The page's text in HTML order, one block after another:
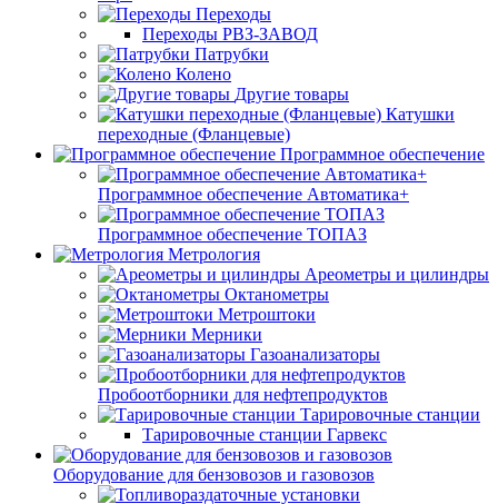
Переходы
Переходы РВЗ-ЗАВОД
Патрубки
Колено
Другие товары
Катушки
переходные (Фланцевые)
Программное обеспечение
Программное обеспечение Автоматика+
Программное обеспечение ТОПАЗ
Метрология
Ареометры и цилиндры
Октанометры
Метроштоки
Мерники
Газоанализаторы
Пробоотборники для нефтепродуктов
Тарировочные станции
Тарировочные станции Гарвекс
Оборудование для бензовозов и газовозов